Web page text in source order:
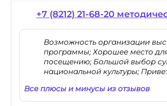
+7 (8212) 21-68-20
Возможность организации
программы; Хорошее место
посещению; Большой выбор
национальной культуры;
Все плюсы и минусы из отзывов